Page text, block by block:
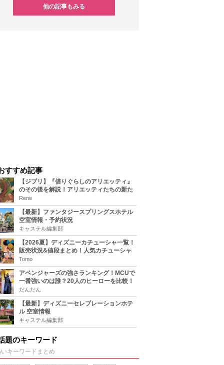
他の記事もみる
すすめ記事
【ジブリ】『借りぐらしのアリエッティ』
のその後を解説！アリエッティたちの新た
な住処は？翔の病気は治る？
Rene
【最新】ファンタジースプリングスホテル
空室情報・予約状況
キャステル編集部
【2026夏】ディズニーカチューシャ一覧！
販売状況&値段まとめ！人気カチューシャ
をチェック
Tomo
アベンジャーズの強さランキング！MCUで
一番強いのは誰？20人のヒーローを比較！
だんだん
【最新】ディズニーセレブレーションホテ
ル 空室情報
キャステル編集部
題のキーワード
キーワードまとめ